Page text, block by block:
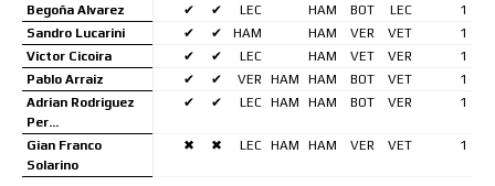
Begoña Alvarez
✔ ✔ LEC HAM BOT LEC
1
Sandro Lucarini
✔ ✔ HAM HAM VER VET
1
Victor Cicoira
✔ ✔ LEC HAM VET VER
1
Pablo Arraiz
✔ ✔ VER HAM HAM BOT VET
1
Adrian Rodriguez
Per…
✔ ✔ LEC HAM HAM BOT VER 1
Gian Franco
Solarino
✖ ✖ LEC HAM HAM VER VET 1